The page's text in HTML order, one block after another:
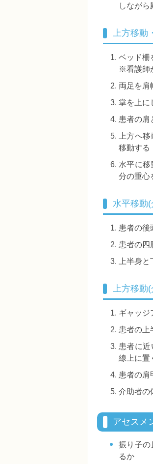
しながら
上方移動
ベッド柵
※看護師
両足を肩
掌を上に
患者の肩
上方へ
移動する
水平に
分の重心
水平移動
患者の後
患者の四
上半身
上方移動
ギャッジ
患者の上
患者に
線上に置
患者の肩
介助者の
アセスメ
振り子の
るか